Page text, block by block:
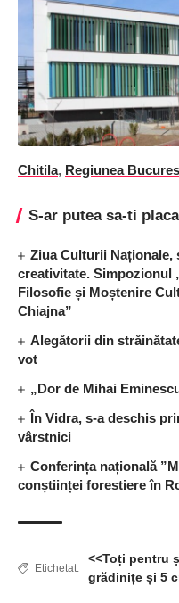
Chitila, Regiunea
S-ar putea sa-ti
Ziua Culturii
creativitate. Simpozionul
Filosofie și Moștenire
Chiajna”
Alegătorii din
vot
„Dor de Mihai
În Vidra, s-a deschis
vârstnici
Conferința națională
conștiinței forestiere în
Etichetat:
<<Toți pentru
grădinițe și 5